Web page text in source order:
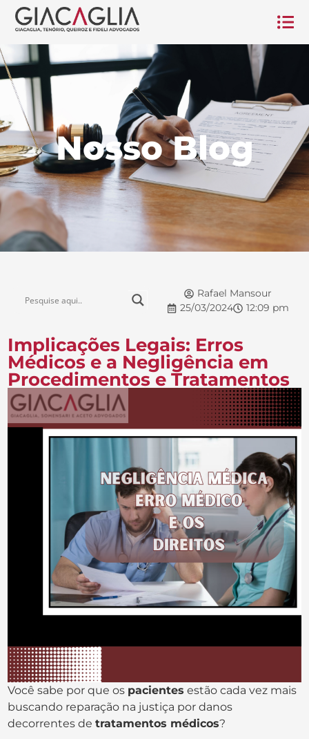
Nosso Blog
Rafael Mansour
25/03/2024
12:09 pm
Implicações Legais: Erros
Médicos e a Negligência em
Procedimentos e Tratamentos
Você sabe por que os pacientes estão cada vez mais
buscando reparação na justiça por danos
decorrentes detratamentos médicos?